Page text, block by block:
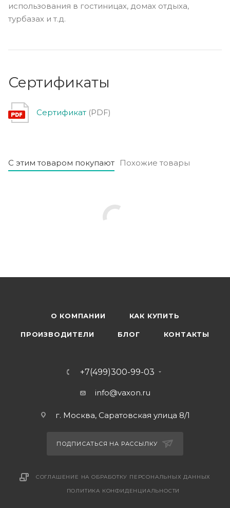
использования в гостиницах, домах отдыха,
турбазах и т.д.
Сертификаты
Сертификат (PDF)
С этим товаром покупают Похожие товары
О КОМПАНИИ КАК КУПИТЬ
ПРОИЗВОДИТЕЛИ БЛОГ КОНТАКТЫ
+7(499)300-99-03
info@vaxon.ru
г. Москва, Саратовская улица 8/1
ПОДПИСАТЬСЯ НА РАССЫЛКУ
СОГЛАШЕНИЕ НА ОБРАБОТКУ ПЕРСОНАЛЬНЫХ ДАННЫХ
ПОЛИТИКА КОНФИДЕНЦИАЛЬНОСТИ